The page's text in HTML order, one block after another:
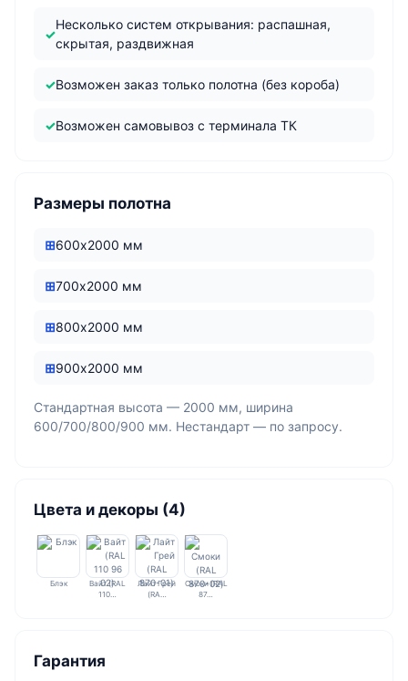
Несколько систем открывания: распашная,
скрытая, раздвижная
Возможен заказ только полотна (без короба)
Возможен самовывоз с терминала ТК
Размеры полотна
600х2000 мм
700х2000 мм
800х2000 мм
900х2000 мм
Стандартная высота — 2000 мм, ширина
600/700/800/900 мм. Нестандарт — по запросу.
Цвета и декоры (4)
Блэк
Вайт (RAL
110…
Лайт Грей
(RA…
Смоки (RAL
87…
Гарантия